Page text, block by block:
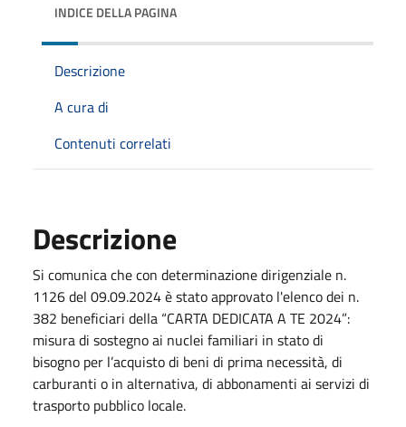
INDICE DELLA PAGINA
Descrizione
A cura di
Contenuti correlati
Descrizione
Si comunica che con determinazione dirigenziale n.
1126 del 09.09.2024 è stato approvato l'elenco dei n.
382 beneficiari della “CARTA DEDICATA A TE 2024”:
misura di sostegno ai nuclei familiari in stato di
bisogno per l’acquisto di beni di prima necessità, di
carburanti o in alternativa, di abbonamenti ai servizi di
trasporto pubblico locale.